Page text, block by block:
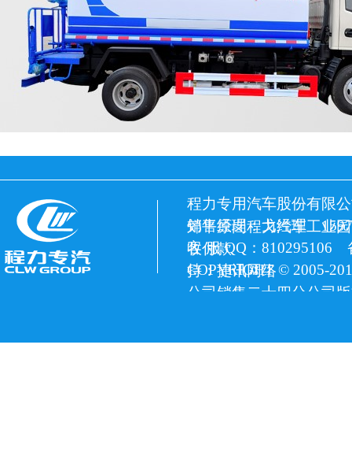
程力专用汽车股份有限
郊平原岗程力汽车工业园
销售经理：戈经理
收付款
客 服 QQ：810295106
持：捷讯网络
COPYRIGHT © 2005-
公司销售二十四分公司